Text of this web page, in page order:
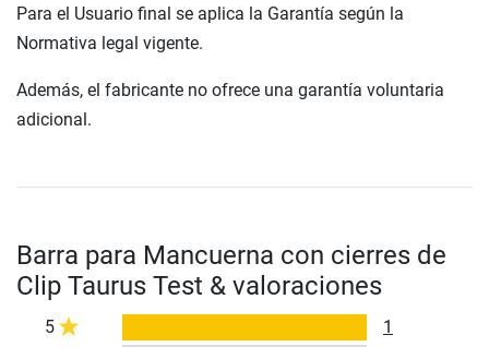
Para el Usuario final se aplica la Garantía según la
Normativa legal vigente.
Además, el fabricante no ofrece una garantía voluntaria
adicional.
Barra para Mancuerna con cierres de
Clip Taurus Test & valoraciones
5 1